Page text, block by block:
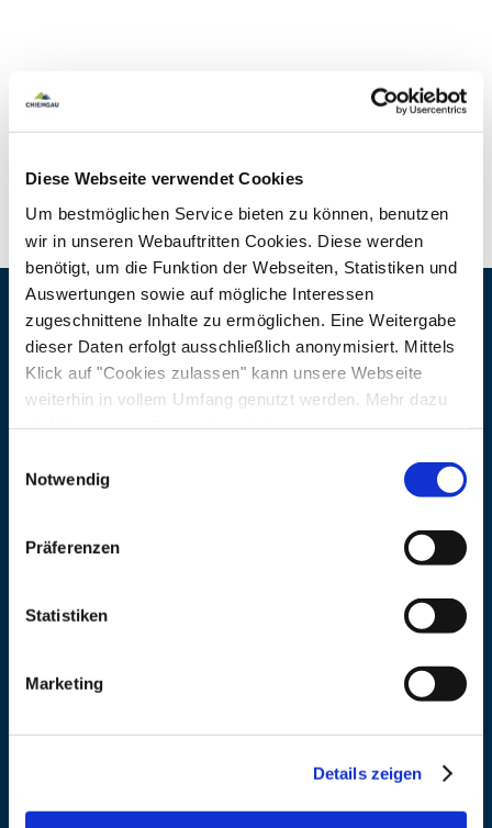
Diese Webseite verwendet Cookies
Um bestmöglichen Service bieten zu können, benutzen
wir in unseren Webauftritten Cookies. Diese werden
benötigt, um die Funktion der Webseiten, Statistiken und
Auswertungen sowie auf mögliche Interessen
zugeschnittene Inhalte zu ermöglichen. Eine Weitergabe
dieser Daten erfolgt ausschließlich anonymisiert. Mittels
Klick auf "Cookies zulassen" kann unsere Webseite
weiterhin in vollem Umfang genutzt werden. Mehr dazu
steht in unserer Datenschutzerklärung.
gelistet.
Notwendig
Präferenzen
Statistiken
Marketing
Details zeigen
Info & Anmeldung unter 08667/888516.
Veranstaltungsort
Adresse
Bürgertreff Seeon
Adresse
Lebensqualität durch Nähe
Gesundheit und Senioren